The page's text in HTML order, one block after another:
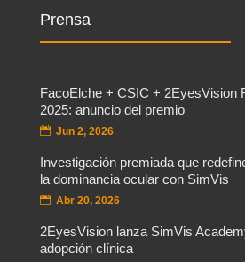
Prensa
FacoElche + CSIC + 2EyesVision
2025: anuncio del premio
Jun 2, 2026
Investigación premiada que
la dominancia ocular con SimVis
Abr 20, 2026
2EyesVision lanza SimVis
adopción clínica